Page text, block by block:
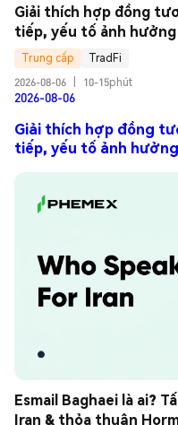
Giải thích hợp đồng
tiếp, yếu tố ảnh
Trung cấp
TradFi
2026-08-06
10-15phút
2026-08-06
Giải thích hợp đồng
tiếp, yếu tố ảnh
Esmail Baghaei là ai?
Iran & thỏa thuận